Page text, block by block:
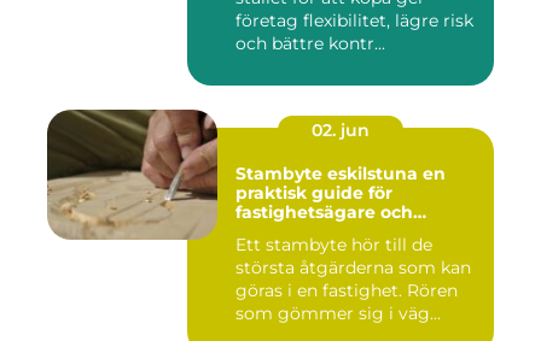
företag flexibilitet, lägre risk
och bättre kontr...
02. jun
Stambyte eskilstuna en
praktisk guide för
fastighetsägare och
Ett stambyte hör till de
största åtgärderna som kan
göras i en fastighet. Rören
som gömmer sig i väg...